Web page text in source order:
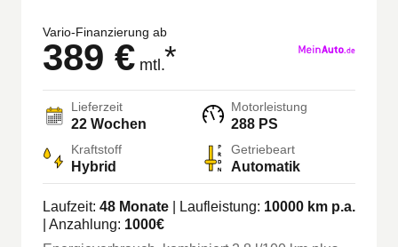
Vario-Finanzierung ab
389 € mtl.*
Lieferzeit
22 Wochen
Motorleistung
288 PS
Kraftstoff
Hybrid
Getriebeart
Automatik
Laufzeit: 48 Monate | Laufleistung: 10000 km p.a.
| Anzahlung: 1000€